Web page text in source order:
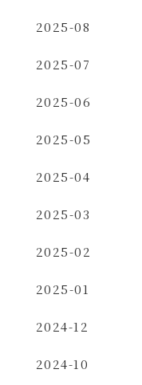
2025-08
2025-07
2025-06
2025-05
2025-04
2025-03
2025-02
2025-01
2024-12
2024-10